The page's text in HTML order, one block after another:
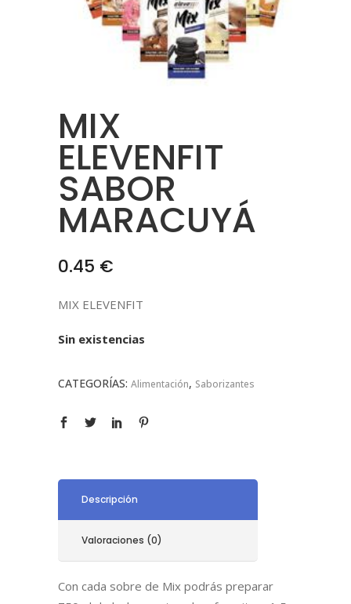
MIX
ELEVENFIT
SABOR
MARACUYÁ
0.45 €
MIX ELEVENFIT
Sin existencias
CATEGORÍAS: Alimentación, Saborizantes
Descripción
Valoraciones (0)
Con cada sobre de Mix podrás preparar